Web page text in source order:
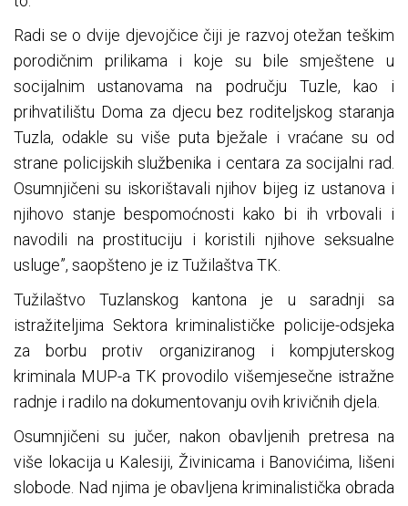
Radi se o dvije djevojčice čiji je razvoj otežan teškim
porodičnim prilikama i koje su bile smještene u
socijalnim ustanovama na području Tuzle, kao i
prihvatilištu Doma za djecu bez roditeljskog staranja
Tuzla, odakle su više puta bježale i vraćane su od
strane policijskih službenika i centara za socijalni rad.
Osumnjičeni su iskorištavali njihov bijeg iz ustanova i
njihovo stanje bespomoćnosti kako bi ih vrbovali i
navodili na prostituciju i koristili njihove seksualne
usluge”, saopšteno je iz Tužilaštva TK.
Tužilaštvo Tuzlanskog kantona je u saradnji sa
istražiteljima Sektora kriminalističke policije-odsjeka
za borbu protiv organiziranog i kompjuterskog
kriminala MUP-a TK provodilo višemjesečne istražne
radnje i radilo na dokumentovanju ovih krivičnih djela.
Osumnjičeni su jučer, nakon obavljenih pretresa na
više lokacija u Kalesiji, Živinicama i Banovićima, lišeni
slobode. Nad njima je obavljena kriminalistička obrada